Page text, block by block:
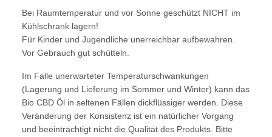
Bei Raumtemperatur und vor Sonne geschützt NICHT im
Kühlschrank lagern!
Für Kinder und Jugendliche unerreichbar aufbewahren.
Vor Gebrauch gut schütteln.
Im Falle unerwarteter Temperaturschwankungen
(Lagerung und Lieferung im Sommer und Winter) kann das
Bio CBD Öl in seltenen Fällen dickflüssiger werden. Diese
Veränderung der Konsistenz ist ein natürlicher Vorgang
und beeinträchtigt nicht die Qualität des Produkts. Bitte